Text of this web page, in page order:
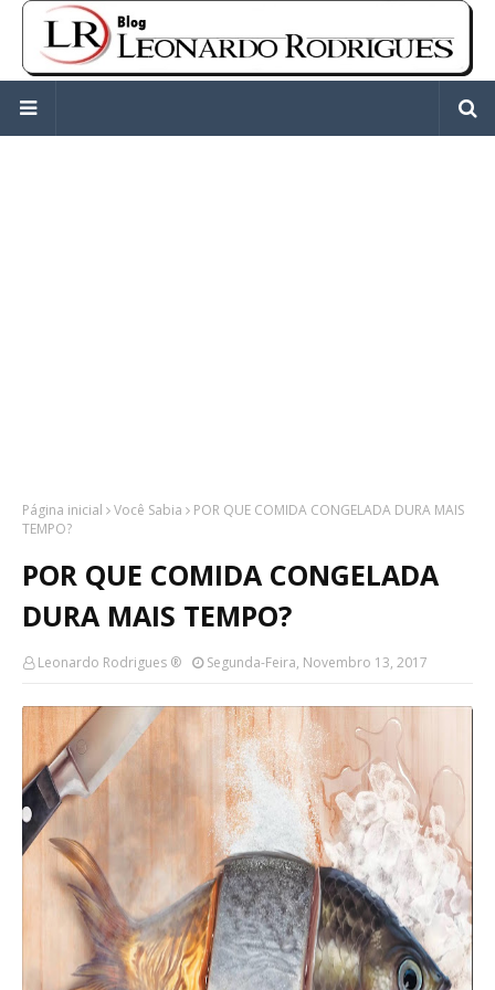
Página inicial Você Sabia
POR QUE COMIDA CONGELADA DURA MAIS
TEMPO?
POR QUE COMIDA CONGELADA
DURA MAIS TEMPO?
Leonardo Rodrigues ® Segunda-Feira, Novembro 13, 2017